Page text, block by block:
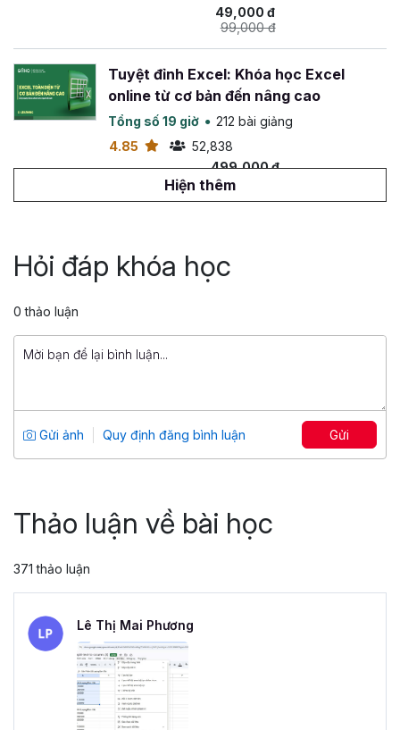
49,000 đ
99,000 đ
Tuyệt đỉnh Excel: Khóa học Excel
online từ cơ bản đến nâng cao
Tổng số 19 giờ
212 bài giảng
4.85
52,838
499,000 đ
799,000 đ
Tổng số 14 giờ
142 bài giảng
799,000 đ
Tổng số 12 giờ
91 bài giảng
4.86
25,045
Hiện thêm
Hỏi đáp khóa học
0 thảo luận
Gửi ảnh Quy định đăng bình luận Gửi
Thảo luận về bài học
371 thảo luận
Lê Thị Mai Phương